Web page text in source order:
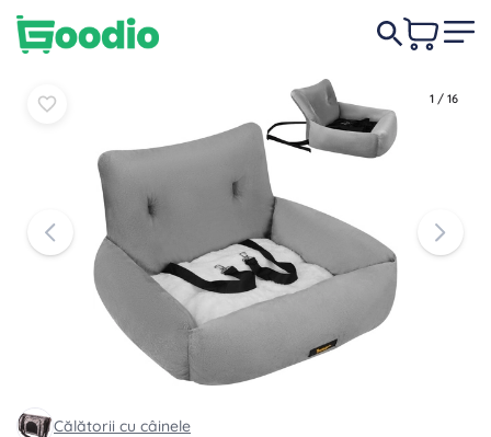
1 / 16
Călătorii cu câinele
74,00 lei În coșÎn coș